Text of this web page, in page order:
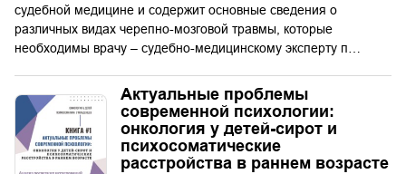
судебной медицине и содержит основные сведения о
различных видах черепно-мозговой травмы, которые
необходимы врачу – судебно-медицинскому эксперту п…
Актуальные проблемы
современной психологии:
онкология у детей-сирот и
психосоматические
расстройства в раннем возрасте